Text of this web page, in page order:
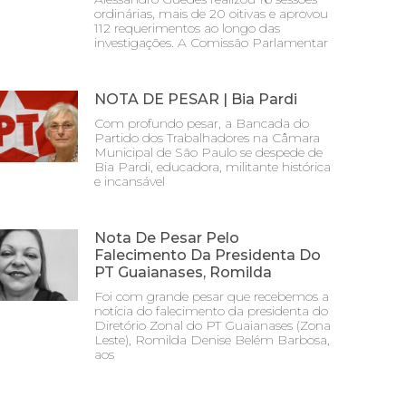
ordinárias, mais de 20 oitivas e aprovou
112 requerimentos ao longo das
investigações. A Comissão Parlamentar
NOTA DE PESAR | Bia Pardi
Com profundo pesar, a Bancada do
Partido dos Trabalhadores na Câmara
Municipal de São Paulo se despede de
Bia Pardi, educadora, militante histórica
e incansável
Nota De Pesar Pelo
Falecimento Da Presidenta Do
PT Guaianases, Romilda
Foi com grande pesar que recebemos a
notícia do falecimento da presidenta do
Diretório Zonal do PT Guaianases (Zona
Leste), Romilda Denise Belém Barbosa,
aos